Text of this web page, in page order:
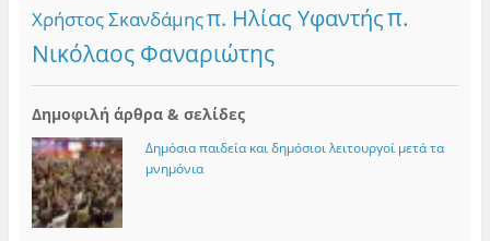
Χρήστος Σκανδάμηςπ. Ηλίας Υφαντήςπ.
Νικόλαος Φαναριώτης
Δημοφιλή άρθρα & σελίδες
Δημόσια παιδεία και δημόσιοι λειτουργοί μετά τα
μνημόνια